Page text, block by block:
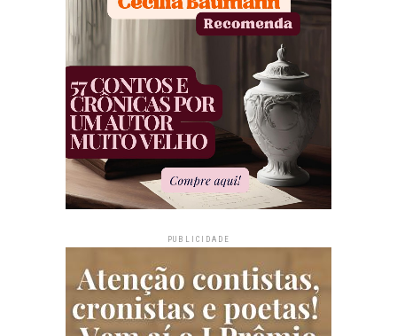
PUBLICIDADE